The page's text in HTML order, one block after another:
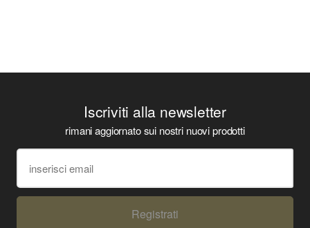
Iscriviti alla newsletter
rimani aggiornato sui nostri nuovi prodotti
Registrati